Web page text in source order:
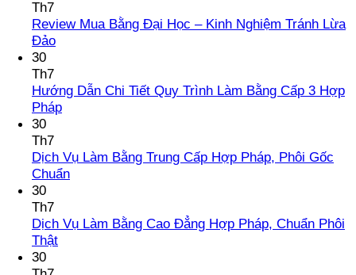
Th7
Review Mua Bằng Đại Học – Kinh Nghiệm Tránh Lừa
ĐảoKhông
luận
ở
Bằng
Đại
Kinh
Nghiệm
30
Th7
Hướng Dẫn Chi Tiết Quy Trình Làm Bằng Cấp 3 Hợp
PhápKhông
luận
ở
Chi
30
Th7
Dịch Vụ Làm Bằng Trung Cấp Hợp Pháp, Phôi Gốc
ChuẩnKhông
luận
30
Th7
Dịch Vụ Làm Bằng Cao Đẳng Hợp Pháp, Chuẩn Phôi
ThậtKhông
30